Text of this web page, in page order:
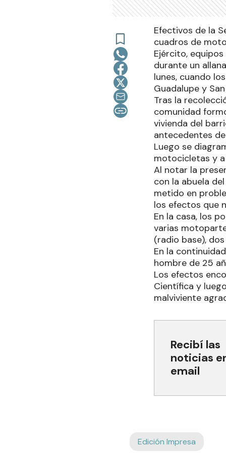
Efectivos de la
cuadros de
Ejército,
durante un
lunes, cuando
Guadalupe y
Tras la
comunidad
vivienda del
antecedentes
Luego se
motocicletas y
Al notar la
con la abuela
metido en
los efectos que
En la casa, los
varias
(radio base),
En la
hombre de 25
Los efectos
Científica y
malviviente
Recibí las
noticias
email
Edición Impresa